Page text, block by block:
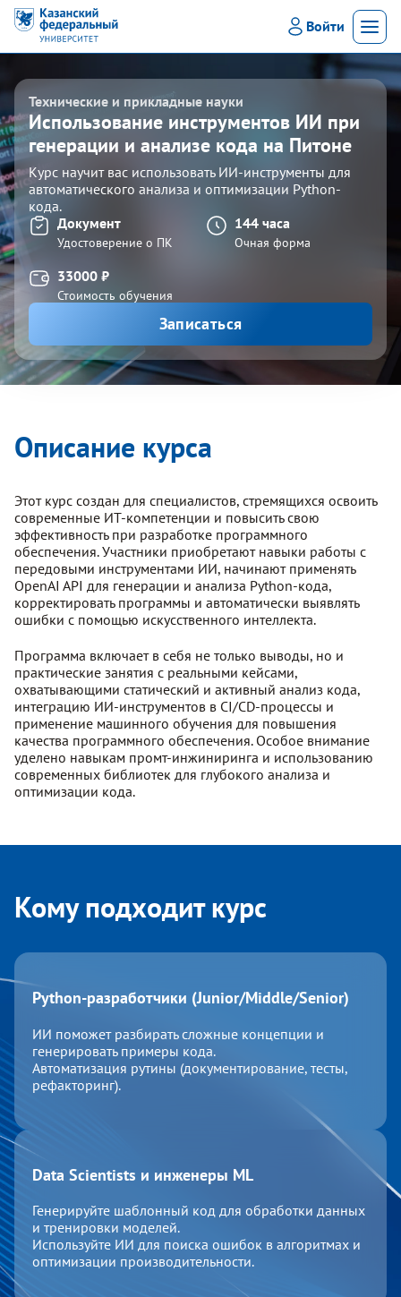
Войти
Использование инструментов ИИ при
генерации и анализе кода на Питоне
Технические и прикладные науки
Курс научит вас использовать ИИ-инструменты для
автоматического анализа и оптимизации Python-
кода.
Документ
Удостоверение о ПК
144 часа
Очная форма
33000 ₽
Стоимость обучения
Записаться
Описание курса
Этот курс создан для специалистов, стремящихся освоить
современные ИТ-компетенции и повысить свою
эффективность при разработке программного
обеспечения. Участники приобретают навыки работы с
передовыми инструментами ИИ, начинают применять
OpenAI API для генерации и анализа Python-кода,
корректировать программы и автоматически выявлять
ошибки с помощью искусственного интеллекта.
Программа включает в себя не только выводы, но и
практические занятия с реальными кейсами,
охватывающими статический и активный анализ кода,
интеграцию ИИ-инструментов в CI/CD-процессы и
применение машинного обучения для повышения
качества программного обеспечения. Особое внимание
уделено навыкам промт-инжиниринга и использованию
современных библиотек для глубокого анализа и
оптимизации кода.
Кому подходит курс
Python-разработчики (Junior/Middle/Senior)
ИИ поможет разбирать сложные концепции и
генерировать примеры кода.
Автоматизация рутины (документирование, тесты,
рефакторинг).
Data Scientists и инженеры ML
Генерируйте шаблонный код для обработки данных
и тренировки моделей.
Используйте ИИ для поиска ошибок в алгоритмах и
оптимизации производительности.